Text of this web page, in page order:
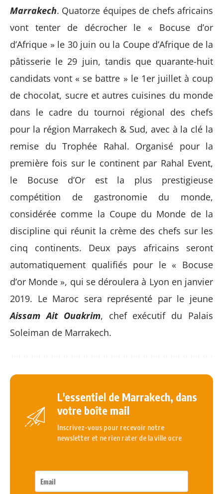
Marrakech. Quatorze équipes de chefs africains
vont tenter de décrocher le « Bocuse d’or
d’Afrique » le 30 juin ou la Coupe d’Afrique de la
pâtisserie le 29 juin, tandis que quarante-huit
candidats vont « se battre » le 1er juillet à coup
de chocolat, sucre et autres cuisines du monde
dans le cadre du tournoi régional des chefs
pour la région Marrakech & Sud, avec à la clé la
remise du Trophée Rahal. Organisé pour la
première fois sur le continent par Rahal Event,
le Bocuse d’Or est la plus prestigieuse
compétition de gastronomie du monde,
considérée comme la Coupe du Monde de la
discipline qui réunit la crème des chefs sur les
cinq continents. Deux pays africains seront
automatiquement qualifiés pour le « Bocuse
d’or Monde », qui se déroulera à Lyon en janvier
2019. Le Maroc sera représenté par le jeune
Aissam Ait Ouakrim, chef exécutif du Palais
Soleiman de Marrakech.
L'essentiel de Marrakech, dans
votre boîte mail
Inscrivez-vous pour recevoir notre
newsletter et ne rien rater de la ville ocre